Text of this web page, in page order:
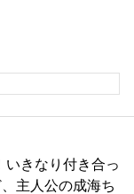
いきなり付き合っ
主人公の成海ち